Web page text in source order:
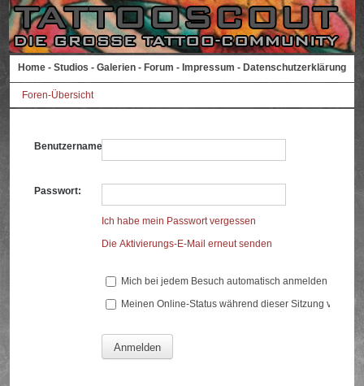
Home - Studios - Galerien - Forum - Impressum - Datenschutzerklärung
Foren-Übersicht
Benutzername:
Passwort:
Ich habe mein Passwort vergessen
Die Aktivierungs-E-Mail erneut senden
Mich bei jedem Besuch automatisch anmelden
Meinen Online-Status während dieser Sitzung